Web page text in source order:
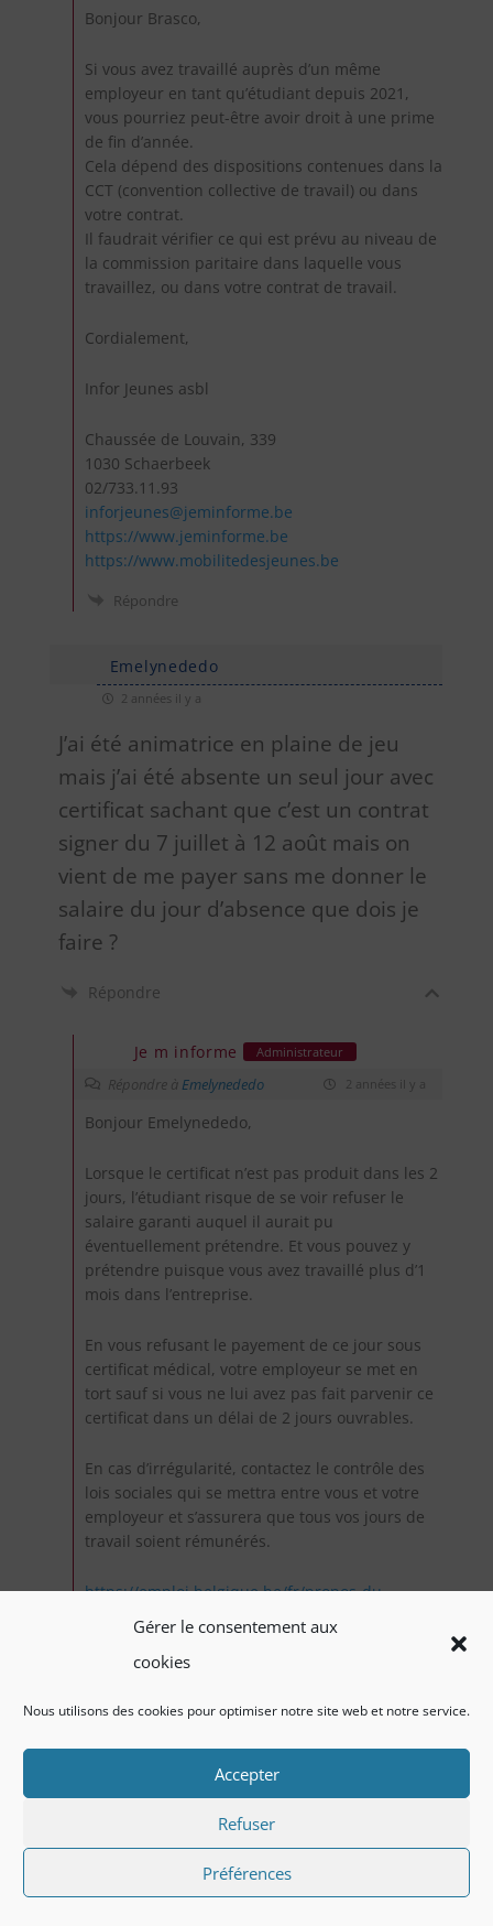
Gérer le consentement aux
cookies
Nous utilisons des cookies pour optimiser notre site web et notre service.
Accepter
Refuser
Préférences
Bonjour Brasco,
Si vous avez travaillé auprès d’un même
employeur en tant qu’étudiant depuis 2021,
vous pourriez peut-être avoir droit à une prime
de fin d’année.
Cela dépend des dispositions contenues dans la
CCT (convention collective de travail) ou dans
votre contrat.
Il faudrait vérifier ce qui est prévu au niveau de
la commission paritaire dans laquelle vous
travaillez, ou dans votre contrat de travail.
Cordialement,
Infor Jeunes asbl
Chaussée de Louvain, 339
1030 Schaerbeek
02/733.11.93
inforjeunes@jeminforme.be
https://www.jeminforme.be
https://www.mobilitedesjeunes.be
Répondre
Emelynededo
2 années il y a
J’ai été animatrice en plaine de jeu
mais j’ai été absente un seul jour avec
certificat sachant que c’est un contrat
signer du 7 juillet à 12 août mais on
vient de me payer sans me donner le
salaire du jour d’absence que dois je
faire ?
Répondre
Je m informe Administrateur
Répondre à Emelynededo 2 années il y a
Bonjour Emelynededo,
Lorsque le certificat n’est pas produit dans les 2
jours, l’étudiant risque de se voir refuser le
salaire garanti auquel il aurait pu
éventuellement prétendre. Et vous pouvez y
prétendre puisque vous avez travaillé plus d’1
mois dans l’entreprise.
En vous refusant le payement de ce jour sous
certificat médical, votre employeur se met en
tort sauf si vous ne lui avez pas fait parvenir ce
certificat dans un délai de 2 jours ouvrables.
En cas d’irrégularité, contactez le contrôle des
lois sociales qui se mettra entre vous et votre
employeur et s’assurera que tous vos jours de
travail soient rémunérés.
https://emploi.belgique.be/fr/propos-du-
spf/structure-du-spf/inspection-du-travail-dg-
controle-des-lois-sociales/directions
Chaussée de Louvain, 339
https://www.jeminforme.be/
http://www.mobilitedesjeunes.be